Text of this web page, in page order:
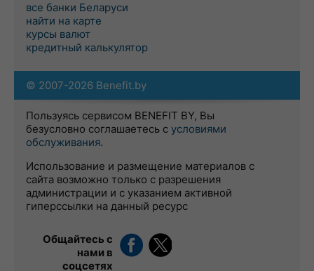
все банки Беларуси
найти на карте
курсы валют
кредитный калькулятор
© 2007-2026 Benefit.by
Пользуясь сервисом BENEFIT BY, Вы
безусловно соглашаетесь с условиями
обслуживания.
Использование и размещение материалов с
сайта возможно только с разрешения
администрации и с указанием активной
гиперссылки на данный ресурс
Общайтесь с
нами в
соцсетях